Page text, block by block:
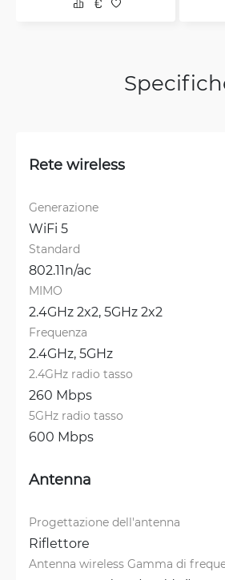
Rete wireless
Generazione
WiFi 5
Standard
802.11n/ac
MIMO
2.4GHz 2x2, 5GHz 2x2
Frequenza
2.4GHz, 5GHz
2.4GHz radio tasso
260 Mbps
5GHz radio tasso
600 Mbps
Antenna
Progettazione dell'antenna
Riflettore
Antenna wireless Gamma di